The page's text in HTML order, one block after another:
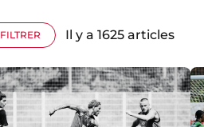
FILTRER Il y a 1625 articles